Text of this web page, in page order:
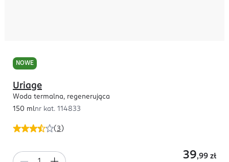
NOWE
(3 )
Uriage
Woda termalna, regenerująca
150 mlnr kat. 114833
39,99 zł